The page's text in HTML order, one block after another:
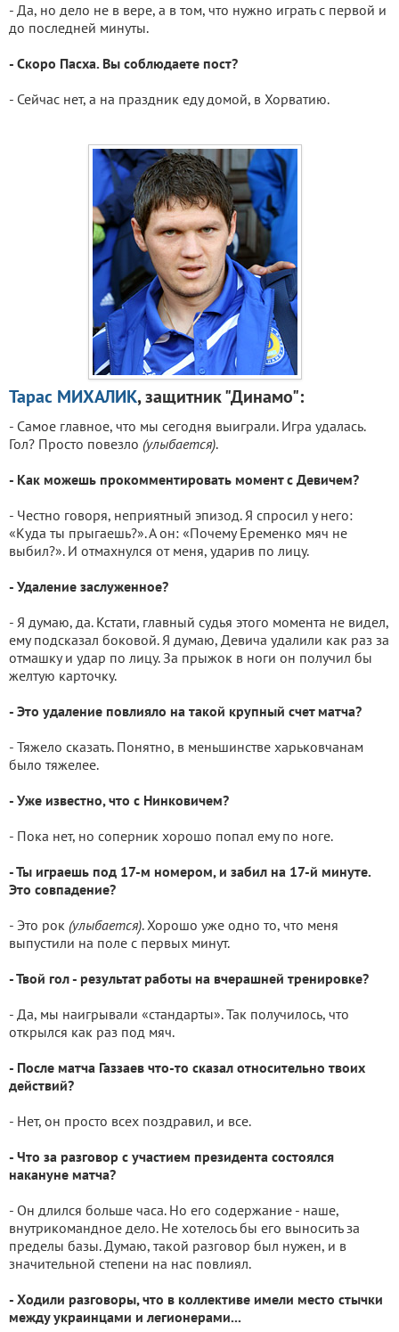
- Да, но дело не в вере, а в том, что нужно играть с первой и
до последней минуты.
- Скоро Пасха. Вы соблюдаете пост?
- Сейчас нет, а на праздник еду домой, в Хорватию.
Тарас МИХАЛИК, защитник "Динамо":
- Самое главное, что мы сегодня выиграли. Игра удалась.
Гол? Просто повезло (улыбается).
- Как можешь прокомментировать момент с Девичем?
- Честно говоря, неприятный эпизод. Я спросил у него:
«Куда ты прыгаешь?». А он: «Почему Еременко мяч не
выбил?». И отмахнулся от меня, ударив по лицу.
- Удаление заслуженное?
- Я думаю, да. Кстати, главный судья этого момента не видел,
ему подсказал боковой. Я думаю, Девича удалили как раз за
отмашку и удар по лицу. За прыжок в ноги он получил бы
желтую карточку.
- Это удаление повлияло на такой крупный счет матча?
- Тяжело сказать. Понятно, в меньшинстве харьковчанам
было тяжелее.
- Уже известно, что с Нинковичем?
- Пока нет, но соперник хорошо попал ему по ноге.
- Ты играешь под 17-м номером, и забил на 17-й минуте.
Это совпадение?
- Это рок (улыбается). Хорошо уже одно то, что меня
выпустили на поле с первых минут.
- Твой гол - результат работы на вчерашней тренировке?
- Да, мы наигрывали «стандарты». Так получилось, что
открылся как раз под мяч.
- После матча Газзаев что-то сказал относительно твоих
действий?
- Нет, он просто всех поздравил, и все.
- Что за разговор с участием президента состоялся
накануне матча?
- Он длился больше часа. Но его содержание - наше,
внутрикомандное дело. Не хотелось бы его выносить за
пределы базы. Думаю, такой разговор был нужен, и в
значительной степени на нас повлиял.
- Ходили разговоры, что в коллективе имели место стычки
между украинцами и легионерами...